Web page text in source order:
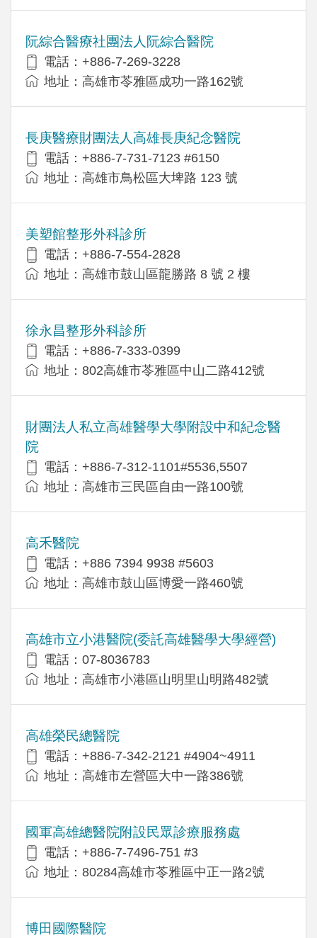
阮綜合醫療社團法人阮綜合醫院
電話：+886-7-269-3228
地址：高雄市苓雅區成功一路162號
長庚醫療財團法人高雄長庚紀念醫院
電話：+886-7-731-7123 #6150
地址：高雄市鳥松區大埤路 123 號
美塑館整形外科診所
電話：+886-7-554-2828
地址：高雄市鼓山區龍勝路 8 號 2 樓
徐永昌整形外科診所
電話：+886-7-333-0399
地址：802高雄市苓雅區中山二路412號
財團法人私立高雄醫學大學附設中和紀念醫
院
電話：+886-7-312-1101#5536,5507
地址：高雄市三民區自由一路100號
高禾醫院
電話：+886 7394 9938 #5603
地址：高雄市鼓山區博愛一路460號
高雄市立小港醫院(委託高雄醫學大學經營)
電話：07-8036783
地址：高雄市小港區山明里山明路482號
高雄榮民總醫院
電話：+886-7-342-2121 #4904~4911
地址：高雄市左營區大中一路386號
國軍高雄總醫院附設民眾診療服務處
電話：+886-7-7496-751 #3
地址：80284高雄市苓雅區中正一路2號
博田國際醫院